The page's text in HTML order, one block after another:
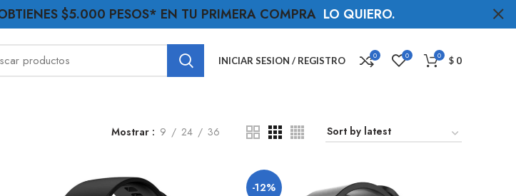
INICIAR SESION / REGISTRO 0 0 0 $ 0
Mostrar 9 24 36
-12%
$5.000 PESOS* EN TU PRIMERA COMPRA LO QUIERO.